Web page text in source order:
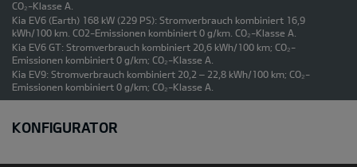
CO₂-Klasse A.
Kia EV6 (Earth) 168 kW (229 PS): Stromverbrauch kombiniert 16,9
kWh/100 km. CO2-Emissionen kombiniert 0 g/km. CO₂-Klasse A.
Kia EV6 GT: Stromverbrauch kombiniert 20,6 kWh/100 km; CO₂-
Emissionen kombiniert 0 g/km; CO₂-Klasse A.
Kia EV9: Stromverbrauch kombiniert 20,2 – 22,8 kWh/100 km; CO₂-
Emissionen kombiniert 0 g/km; CO₂-Klasse A.
KONFIGURATOR